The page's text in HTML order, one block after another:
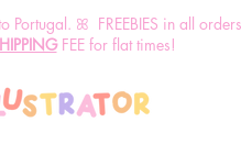
Portugal. ꕤ FREEBIES in all
FEE for flat times!